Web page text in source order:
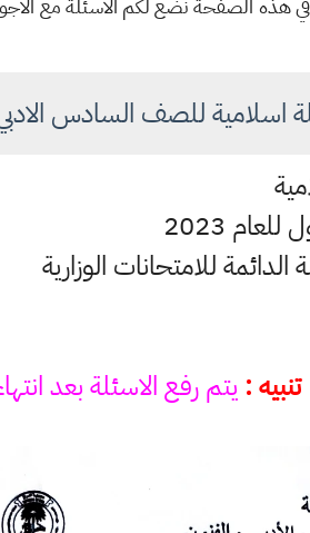
وفي هذه الصفحة نضع لكم الاسئلة مع
للصف السادس الادبي 2023 الامتحان الوزاري
2023
الدائمة للامتحانات الوزارية
تنبيه : يتم رفع الاسئلة بعد